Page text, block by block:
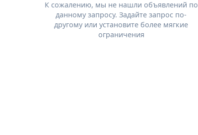
К сожалению, мы не нашли объявлений по
данному запросу. Задайте запрос по-
другому или установите более мягкие
ограничения